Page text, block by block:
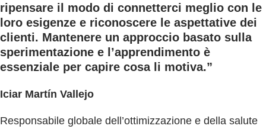
ripensare il modo di connetterci meglio con le
loro esigenze e riconoscere le aspettative dei
clienti. Mantenere un approccio basato sulla
sperimentazione e l’apprendimento è
essenziale per capire cosa li motiva.”
Iciar Martín Vallejo
Responsabile globale dell’ottimizzazione e della salute